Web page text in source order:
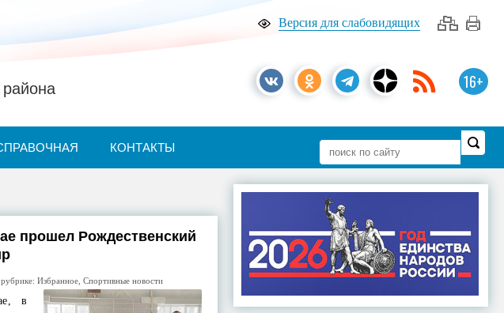
Версия для слабовидящих
16+
КОНТАКТЫ
прошел Рождественский
Избранное, Спортивные новости
в